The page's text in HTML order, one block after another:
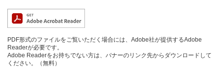
PDF形式のファイルをご覧いただく場合には、Adobe社が提供するAdobe
Readerが必要です。
Adobe Readerをお持ちでない方は、バナーのリンク先からダウンロードして
ください。（無料）